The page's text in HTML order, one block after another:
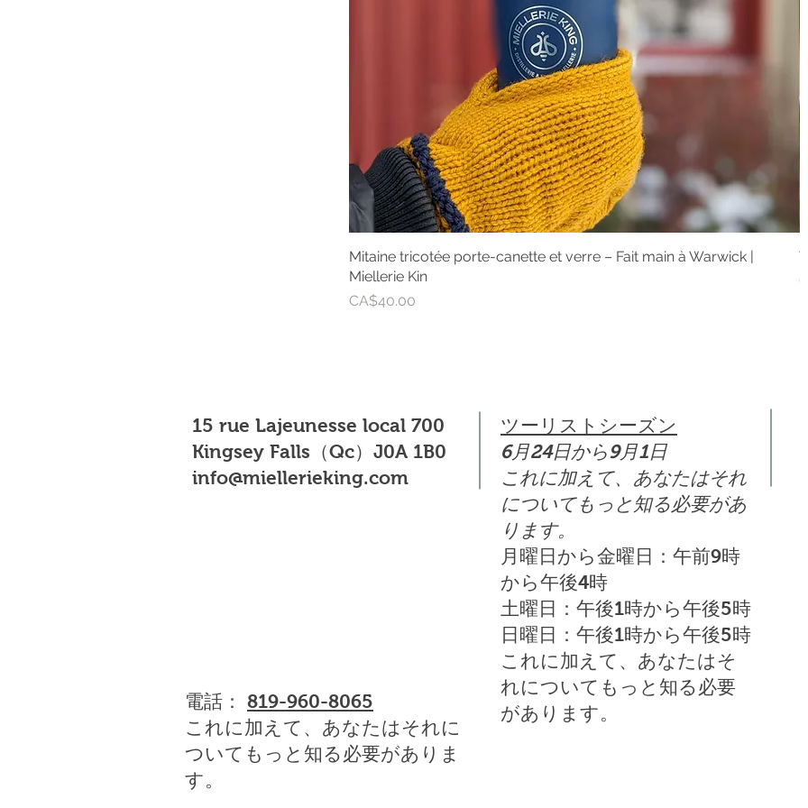
クイックビュー
Mitaine tricotée porte-canette et verre – Fait main à Warwick |
Miellerie Kin
価格
CA$40.00
15 rue Lajeunesse local 700
Kingsey Falls（Qc）J0A 1B0
info@miellerieking.com
ツーリストシーズン
6月24日から9月1日
これに加えて、あなたはそれ
についてもっと知る必要があ
ります。
月曜日から金曜日：午前9時
から午後4時
土曜日：午後1時から午後5時
日曜日：午後1時から午後5時
これに加えて、あなたはそ
れについてもっと知る必要
があります。
電話：
819-960-8065
これに加えて、あなたはそれに
ついてもっと知る必要がありま
す。